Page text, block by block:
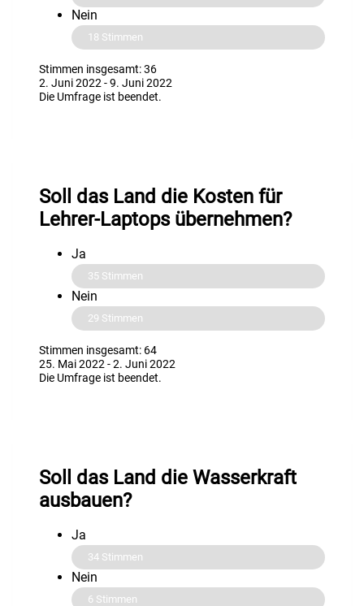
Nein
18 Stimmen
Stimmen insgesamt: 36
2. Juni 2022 -9. Juni 2022
Die Umfrage ist beendet.
Soll das Land die Kosten für
Lehrer-Laptops übernehmen?
Ja
35 Stimmen
Nein
29 Stimmen
Stimmen insgesamt: 64
25. Mai 2022 -2. Juni 2022
Die Umfrage ist beendet.
Soll das Land die Wasserkraft
ausbauen?
Ja
34 Stimmen
Nein
6 Stimmen